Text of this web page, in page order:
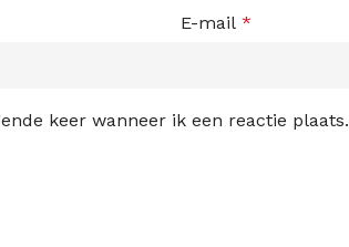
E-mail *
keer wanneer ik een reactie plaats.